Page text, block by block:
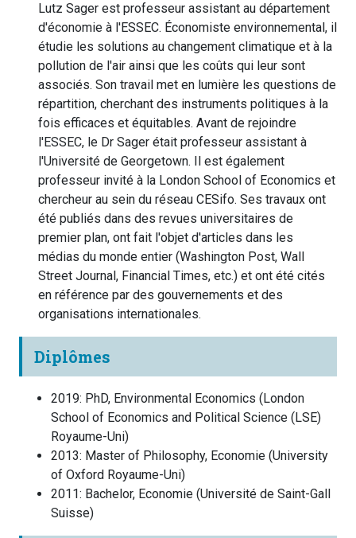
Lutz Sager est professeur assistant au département
d'économie à l'ESSEC. Économiste environnemental, il
étudie les solutions au changement climatique et à la
pollution de l'air ainsi que les coûts qui leur sont
associés. Son travail met en lumière les questions de
répartition, cherchant des instruments politiques à la
fois efficaces et équitables. Avant de rejoindre
l'ESSEC, le Dr Sager était professeur assistant à
l'Université de Georgetown. Il est également
professeur invité à la London School of Economics et
chercheur au sein du réseau CESifo. Ses travaux ont
été publiés dans des revues universitaires de
premier plan, ont fait l'objet d'articles dans les
médias du monde entier (Washington Post, Wall
Street Journal, Financial Times, etc.) et ont été cités
en référence par des gouvernements et des
organisations internationales.
Diplômes
2019: PhD, Environmental Economics ( London
School of Economics and Political Science (LSE)
Royaume-Uni)
2013: Master of Philosophy, Economie (University
of Oxford Royaume-Uni)
2011: Bachelor, Economie (Université de Saint-Gall
Suisse)